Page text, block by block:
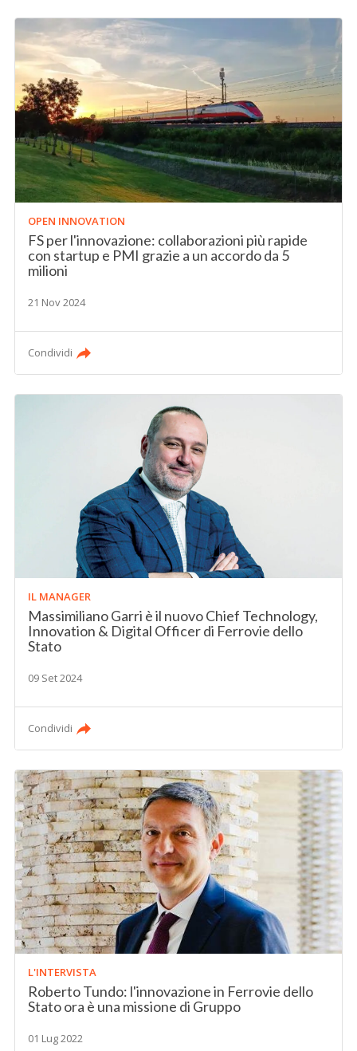
OPEN INNOVATION
FS per l'innovazione: collaborazioni più rapide
con startup e PMI grazie a un accordo da 5
milioni
21 Nov 2024
Condividi
IL MANAGER
Massimiliano Garri è il nuovo Chief Technology,
Innovation & Digital Officer di Ferrovie dello
Stato
09 Set 2024
Condividi
L'INTERVISTA
Roberto Tundo: l'innovazione in Ferrovie dello
Stato ora è una missione di Gruppo
01 Lug 2022